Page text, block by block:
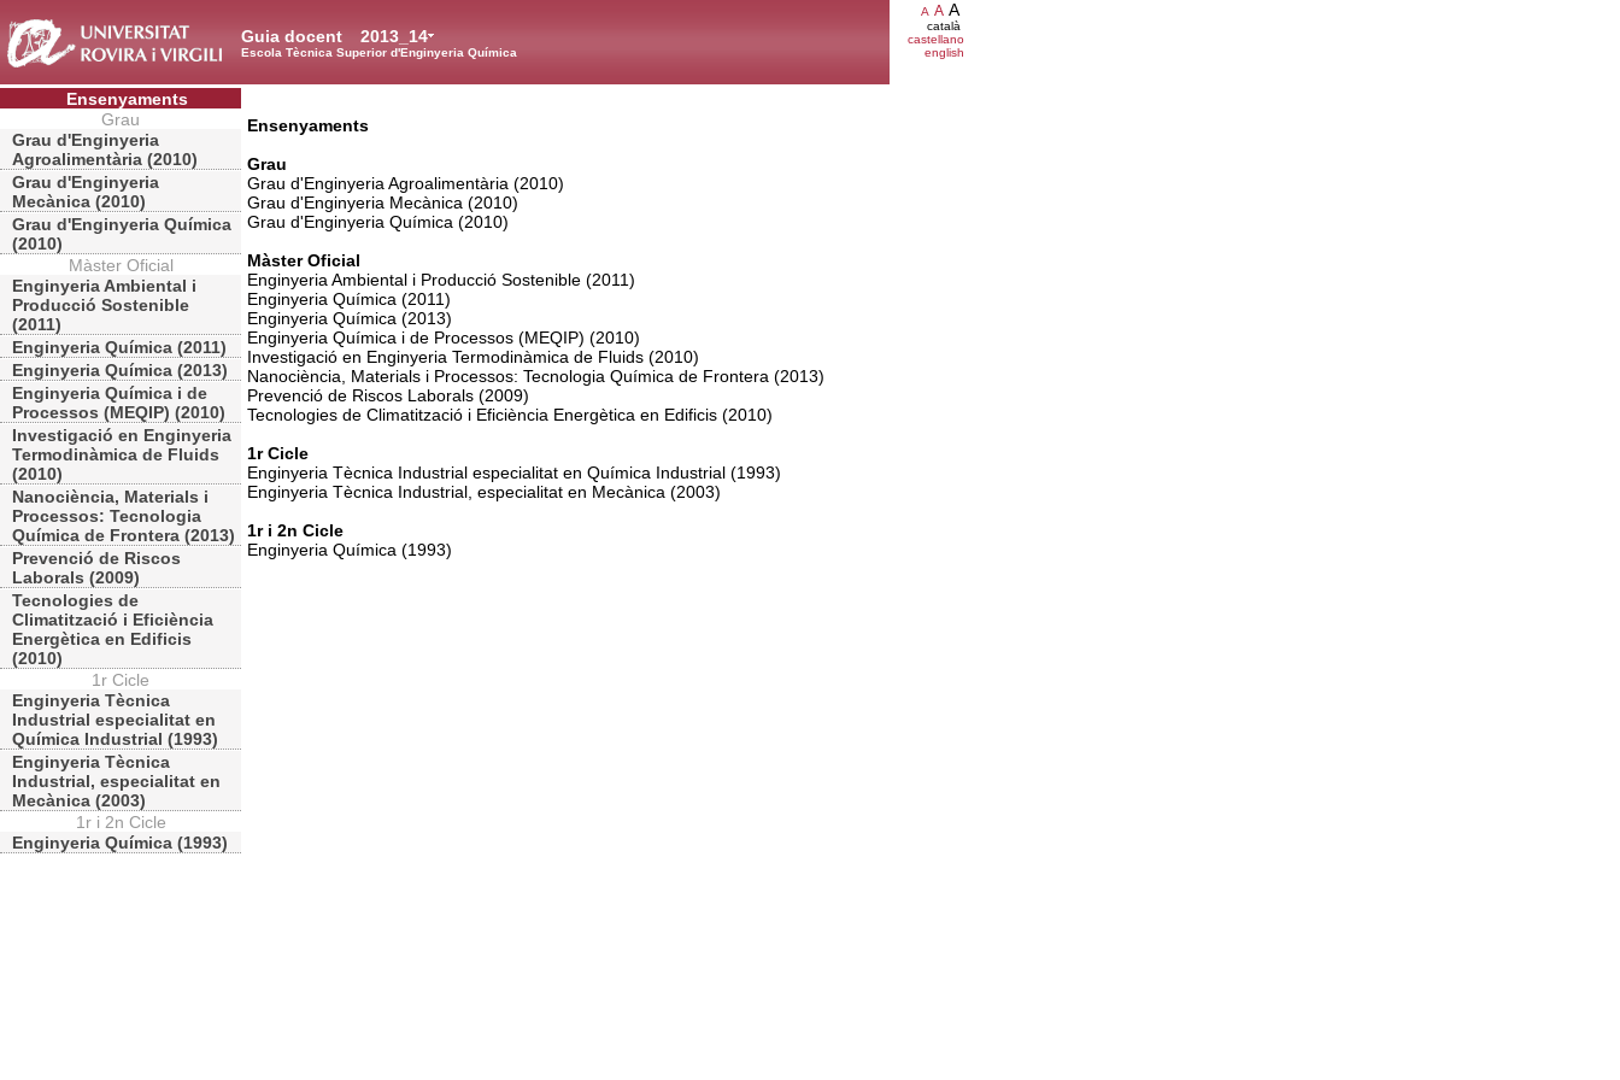
2013_14
Guia docent
Escola Tècnica Superior d'Enginyeria Química
A A A
català
castellano
english
Ensenyaments
Grau
Grau d'Enginyeria
Agroalimentària (2010)
Grau d'Enginyeria
Mecànica (2010)
Grau d'Enginyeria Química
(2010)
Màster Oficial
Enginyeria Ambiental i
Producció Sostenible
(2011)
Enginyeria Química (2011)
Enginyeria Química (2013)
Enginyeria Química i de
Processos (MEQIP) (2010)
Investigació en Enginyeria
Termodinàmica de Fluids
(2010)
Nanociència, Materials i
Processos: Tecnologia
Química de Frontera (2013)
Prevenció de Riscos
Laborals (2009)
Tecnologies de
Climatització i Eficiència
Energètica en Edificis
(2010)
1r Cicle
Enginyeria Tècnica
Industrial especialitat en
Química Industrial (1993)
Enginyeria Tècnica
Industrial, especialitat en
Mecànica (2003)
1r i 2n Cicle
Enginyeria Química (1993)
Ensenyaments
Grau
Grau d'Enginyeria Agroalimentària (2010)
Grau d'Enginyeria Mecànica (2010)
Grau d'Enginyeria Química (2010)
Màster Oficial
Enginyeria Ambiental i Producció Sostenible (2011)
Enginyeria Química (2011)
Enginyeria Química (2013)
Enginyeria Química i de Processos (MEQIP) (2010)
Investigació en Enginyeria Termodinàmica de Fluids (2010)
Nanociència, Materials i Processos: Tecnologia Química de Frontera (2013)
Prevenció de Riscos Laborals (2009)
Tecnologies de Climatització i Eficiència Energètica en Edificis (2010)
1r Cicle
Enginyeria Tècnica Industrial especialitat en Química Industrial (1993)
Enginyeria Tècnica Industrial, especialitat en Mecànica (2003)
1r i 2n Cicle
Enginyeria Química (1993)